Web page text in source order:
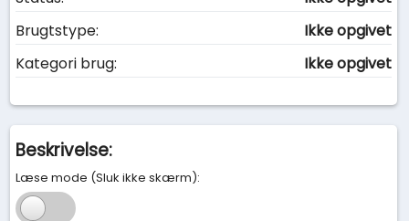
Brugtstype:
Ikke opgivet
Kategori brug:
Ikke opgivet
Beskrivelse:
Læse mode (Sluk ikke skærm):